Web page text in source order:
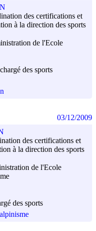
des certifications et
à la direction des sports
de l'Ecole
des sports
des certifications et
à la direction des sports
de l'Ecole
des sports
03/12/2009